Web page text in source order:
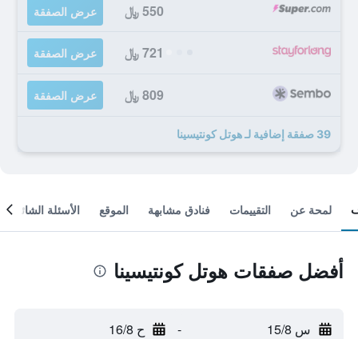
550 ﷼ عرض الصفقة
721 ﷼ عرض الصفقة
809 ﷼ عرض الصفقة
39 صفقة إضافية لـ هوتل كونتيسينا
لمحة عن التقييمات فنادق مشابهة الموقع الأسئلة الشائعة
أفضل صفقات هوتل كونتيسينا
س 15/8 - ح 16/8